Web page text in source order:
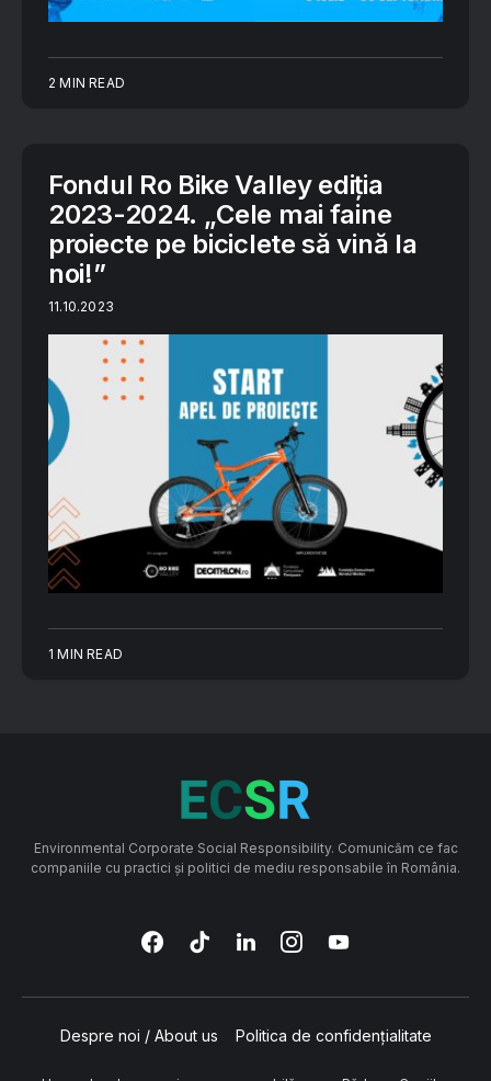
2 MIN READ
Fondul Ro Bike Valley ediția
2023-2024. „Cele mai faine
proiecte pe biciclete să vină la
noi!”
11.10.2023
1 MIN READ
Environmental Corporate Social Responsibility. Comunicăm ce fac
companiile cu practici și politici de mediu responsabile în România.
Despre noi / About us Politica de confidențialitate